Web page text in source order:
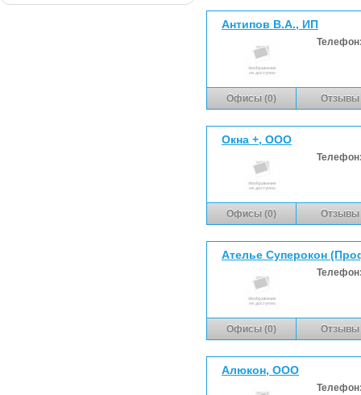
Антипов В.А., ИП
Офисы (0) Отзывы
Окна +, ООО
Офисы (0) Отзывы
Ателье Суперокон
Офисы (0) Отзывы
Алюкон, ООО